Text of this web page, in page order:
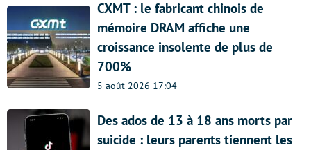
CXMT : le fabricant chinois de
mémoire DRAM affiche une
croissance insolente de plus de
700%
5 août 2026 17:04
Des ados de 13 à 18 ans morts par
suicide : leurs parents tiennent les